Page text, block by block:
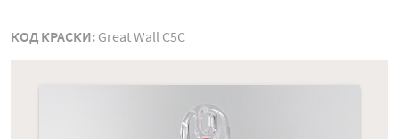
КОД КРАСКИ: Great Wall C5C